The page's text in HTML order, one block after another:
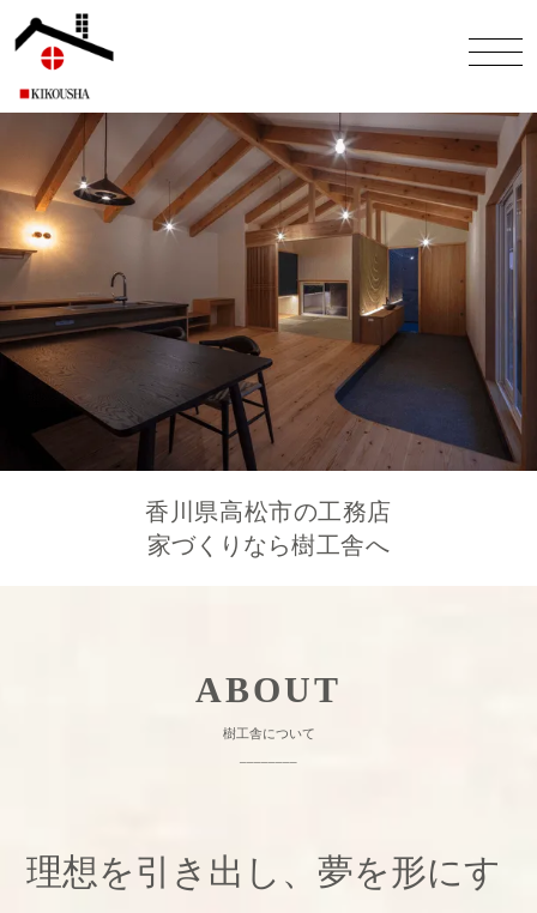
香川県高松市の工務店
家づくりなら樹工舎へ
ABOUT
樹工舎について
理想を引き出し、夢を形にす